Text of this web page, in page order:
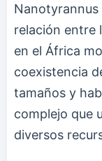
Nanotyrannus
relación entre
en el África
coexistencia
tamaños y
complejo que
diversos